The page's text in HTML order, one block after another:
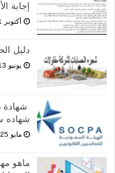
إجابة
أكتوبر 21, 2022
دليل
يونيو 13, 2024
شهادة
شهاده
مايو 25, 2024
ماهو